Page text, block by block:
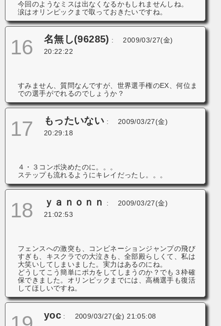
今回のようなミスは出なくなるかもしれませんしね。
涙はオリンピックまで取っておきたいですね。
16 名無し(96285) :
2009/03/27(金)
20:22:22
すみません、質問なんですが、世界選手権のEX、何位ま
での選手がでれるのでしょうか？
17 もったいない :
2009/03/27(金)
20:29:18
４・３コンボ決めたのに。。。
ステップも流れるようにキレイだったし。。。
18 ｙａｎｏｎｎ :
2009/03/27(金)
21:02:53
フェンスへの激突も、コンビネーションジャンプの飛び
すぎも、キスクラでの大泣きも、全部殿らしくて、私は
大笑いしてしまいました。実力はあるのにね。
どうしてこう簡単にポカをしてしまうのか？でも３枠確
保できました。オリンピックまでには、高橋選手も復活
してほしいですね。
yoc : 2009/03/27(金) 21:05:08